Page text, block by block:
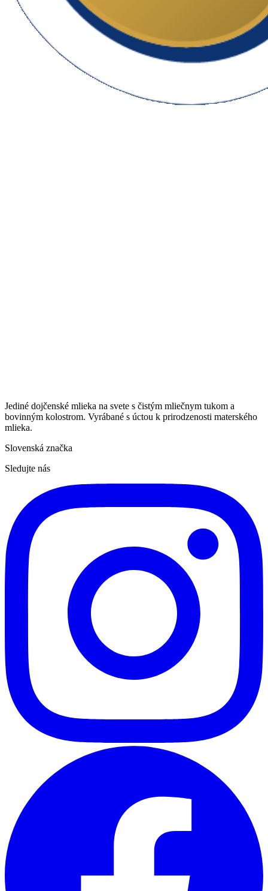
Jediné dojčenské mlieka na svete s čistým mliečnym tukom a
bovinným kolostrom. Vyrábané s úctou k prirodzenosti materského
mlieka.
Slovenská značka
Sledujte nás